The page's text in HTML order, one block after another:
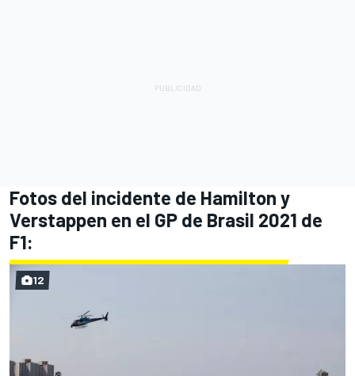
Fotos del incidente de Hamilton y
Verstappen en el GP de Brasil 2021 de
F1:
12